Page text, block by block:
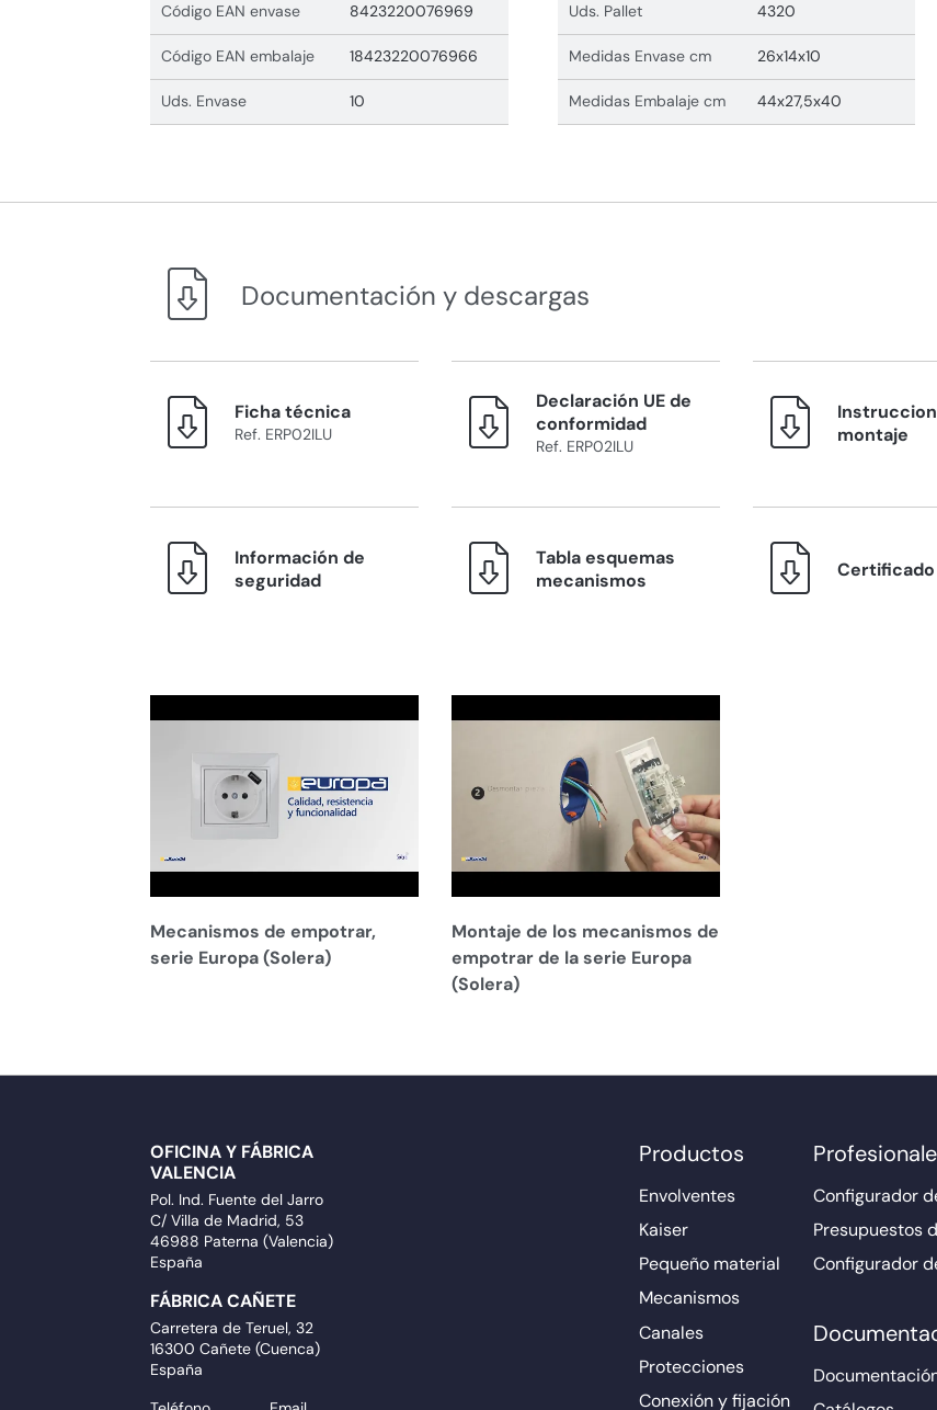
Código EAN envase 8423220076969
Código EAN embalaje 18423220076966
Uds. Envase 10
Uds. Pallet 4320
Medidas Envase cm 26x14x10
Medidas Embalaje cm 44x27,5x40
Documentación y descargas
Ficha técnica
Ref. ERP02ILU
Declaración UE de
conformidad
Ref. ERP02ILU
montaje
Información de
seguridad
Tabla esquemas
mecanismos
Certificado
Mecanismos de empotrar,
serie Europa (Solera)
Montaje de los mecanismos de
empotrar de la serie Europa
(Solera)
OFICINA Y FÁBRICA
VALENCIA
Pol. Ind. Fuente del Jarro
C/ Villa de Madrid, 53
46988 Paterna (Valencia)
España
FÁBRICA CAÑETE
Carretera de Teruel, 32
16300 Cañete (Cuenca)
España
Productos
Envolventes
Kaiser
Pequeño material
Mecanismos
Canales
Protecciones
Conexión y fijación
Configurador
Presupuestos
Configurador